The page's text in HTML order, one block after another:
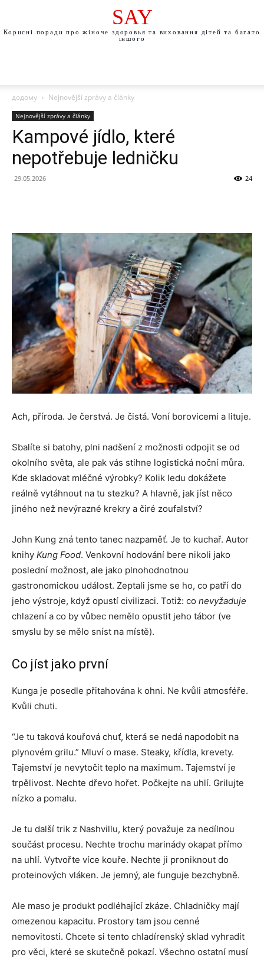
SAY
Корисні поради про жіноче здоровья та виховання дітей та багато
іншого
додому Nejnovější zprávy a články
Nejnovější zprávy a články
Kampové jídlo, které
nepotřebuje ledničku
29.05.2026 24
Ach, příroda. Je čerstvá. Je čistá. Voní borovicemi a lituje.
Sbalíte si batohy, plni nadšení z možnosti odpojit se od
okolního světa, ale pak vás stihne logistická noční můra.
Kde skladovat mléčné výrobky? Kolik ledu dokážete
reálně vytáhnout na tu stezku? A hlavně, jak jíst něco
jiného než nevýrazné krekry a čiré zoufalství?
John Kung zná tento tanec nazpaměť. Je to kuchař. Autor
knihy Kung Food. Venkovní hodování bere nikoli jako
poslední možnost, ale jako plnohodnotnou
gastronomickou událost. Zeptali jsme se ho, co patří do
jeho výstroje, když opustí civilizaci. Totiž: co nevyžaduje
chlazení a co by vůbec nemělo opustit jeho tábor (ve
smyslu by se mělo sníst na místě).
Co jíst jako první
Kunga je posedle přitahována k ohni. Ne kvůli atmosféře.
Kvůli chuti.
“Je tu taková kouřová chuť, která se nedá napodobit na
plynovém grilu.” Mluví o mase. Steaky, křídla, krevety.
Tajemství je nevytočit teplo na maximum. Tajemství je
trpělivost. Nechte dřevo hořet. Počkejte na uhlí. Grilujte
nízko a pomalu.
Je tu další trik z Nashvillu, který považuje za nedílnou
součást procesu. Nechte trochu marinády okapat přímo
na uhlí. Vytvořte více kouře. Nechte ji proniknout do
proteinových vláken. Je jemný, ale funguje bezchybně.
Ale maso je produkt podléhající zkáze. Chladničky mají
omezenou kapacitu. Prostory tam jsou cenné
nemovitosti. Chcete si tento chladírenský sklad vyhradit
pro věci, které se skutečně pokazí. Všechno ostatní musí